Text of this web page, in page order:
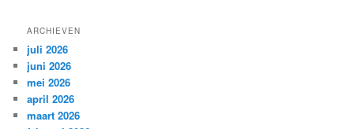
ARCHIEVEN
juli 2026
juni 2026
mei 2026
april 2026
maart 2026